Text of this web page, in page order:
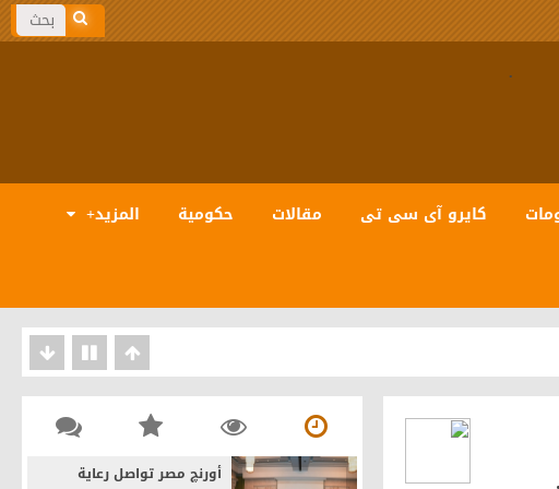
.
كايرو آى سى تى مقالات حكومية المزيد+
البيانات والذكاء الاصطناعى
أورنچ مصر تواصل رعاية